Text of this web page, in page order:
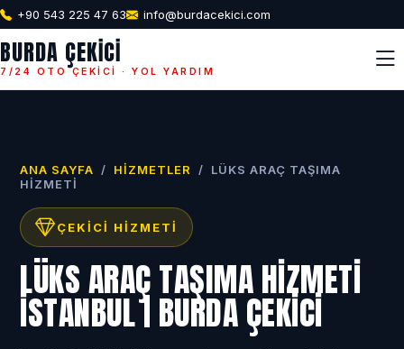
+90 543 225 47 63 info@burdacekici.com
BURDA ÇEKICI
7/24 OTO ÇEKICI · YOL YARDIM
ANA SAYFA / HIZMETLER / LÜKS ARAÇ TAŞIMA
HIZMETI
ÇEKICI HIZMETI
LÜKS ARAÇ TAŞIMA HIZMETI
İSTANBUL | BURDA ÇEKICI